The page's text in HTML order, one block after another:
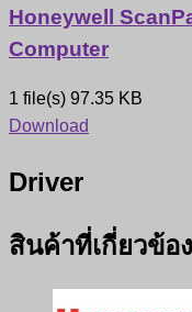
Honeywell
Computer
1 file(s) 97.35 KB
Download
Driver
สินค้าที่เกี่ยวข้อง